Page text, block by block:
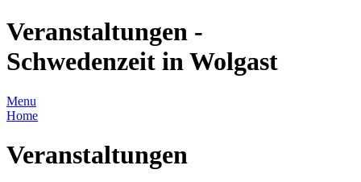
Veranstaltungen -
Schwedenzeit in Wolgast
Menu
Home
Veranstaltungen